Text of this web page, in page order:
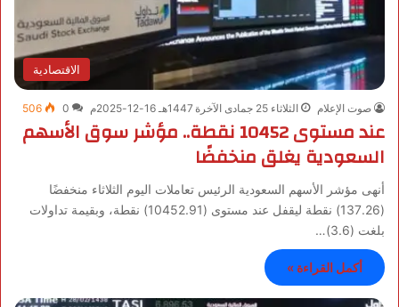
الاقتصادية
صوت الإعلام الثلاثاء 25 جمادى الآخرة 1447هـ 16-12-2025م 0
506
عند مستوى 10452 نقطة.. مؤشر سوق الأسهم
السعودية يغلق منخفضًا
أنهى مؤشر الأسهم السعودية الرئيس تعاملات اليوم الثلاثاء منخفضًا
(137.26) نقطة ليقفل عند مستوى (10452.91) نقطة، وبقيمة تداولات
بلغت (3.6)…
أكمل القراءة »